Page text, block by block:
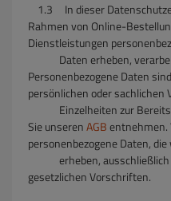
1.3 In dieser
Rahmen von Online-
Dienstleistungen
Daten erheben,
Personenbezogene Daten
persönlichen oder sachlichen
Einzelheiten zur
Sie unserenAGBentnehmen.
personenbezogene Daten,
erheben, ausschließlich
gesetzlichen Vorschriften.